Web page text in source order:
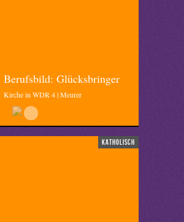
Berufsbild: Glücksbringer
Kirche in WDR 4 | Meurer
katholisch